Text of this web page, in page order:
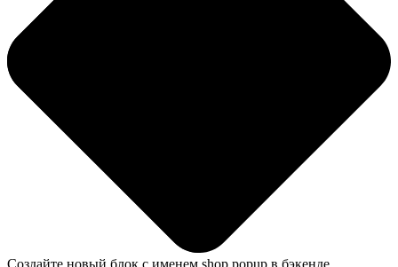
Создайте новый блок с именем shop.popup в бэкенде